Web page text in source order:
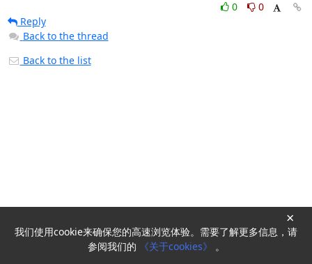
0
0
Reply
Back to the thread
Back to the list
Powered byHyperKitty
我们使用cookie来确保您的高速浏览体验。需要了解更多信息，请
参阅我们的
《关于cookies》 。
×